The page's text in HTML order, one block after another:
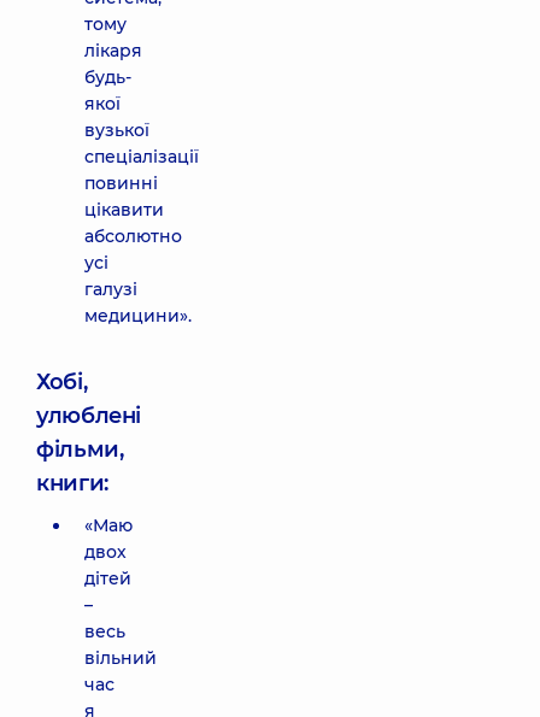
тому
лікаря
будь-
якої
вузької
спеціалізації
повинні
цікавити
абсолютно
усі
галузі
медицини».
Хобі,
улюблені
фільми,
книги:
«Маю
двох
дітей
–
весь
вільний
час
я